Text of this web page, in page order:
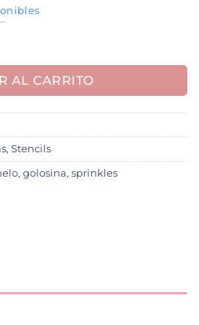
AB051 cantidad
AL CARRITO
, Stencils
, golosina, sprinkles